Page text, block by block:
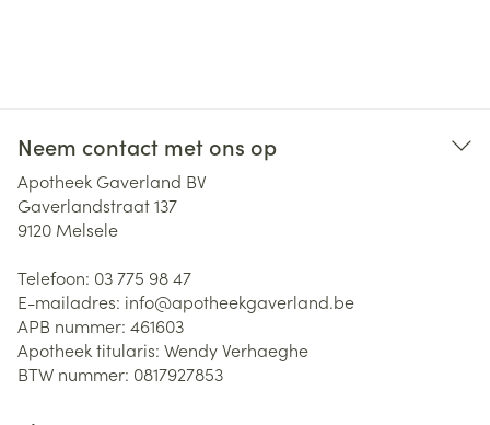
Neem contact met ons op
Apotheek Gaverland BV
Gaverlandstraat 137
9120 Melsele
Telefoon: 03 775 98 47
E-mailadres: info@apotheekgaverland.be
APB nummer: 461603
Apotheek titularis: Wendy Verhaeghe
BTW nummer: 0817927853